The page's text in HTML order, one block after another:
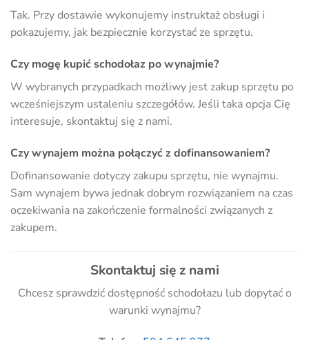
Tak. Przy dostawie wykonujemy instruktaż obsługi i
pokazujemy, jak bezpiecznie korzystać ze sprzętu.
Czy mogę kupić schodołaz po wynajmie?
W wybranych przypadkach możliwy jest zakup sprzętu po
wcześniejszym ustaleniu szczegółów. Jeśli taka opcja Cię
interesuje, skontaktuj się z nami.
Czy wynajem można połączyć z dofinansowaniem?
Dofinansowanie dotyczy zakupu sprzętu, nie wynajmu.
Sam wynajem bywa jednak dobrym rozwiązaniem na czas
oczekiwania na zakończenie formalności związanych z
zakupem.
Skontaktuj się z nami
Chcesz sprawdzić dostępność schodołazu lub dopytać o
warunki wynajmu?